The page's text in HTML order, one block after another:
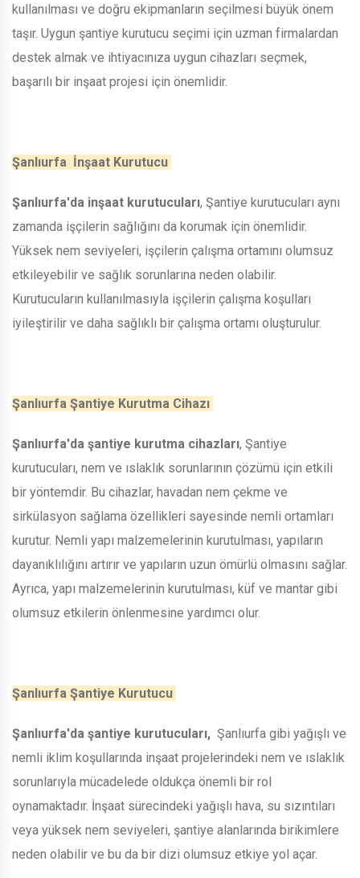
kullanılması ve doğru ekipmanların seçilmesi büyük önem
taşır. Uygun şantiye kurutucu seçimi için uzman firmalardan
destek almak ve ihtiyacınıza uygun cihazları seçmek,
başarılı bir inşaat projesi için önemlidir.
Şanlıurfa İnşaat Kurutucu
Şanlıurfa'da inşaat kurutucuları, Şantiye kurutucuları aynı
zamanda işçilerin sağlığını da korumak için önemlidir.
Yüksek nem seviyeleri, işçilerin çalışma ortamını olumsuz
etkileyebilir ve sağlık sorunlarına neden olabilir.
Kurutucuların kullanılmasıyla işçilerin çalışma koşulları
iyileştirilir ve daha sağlıklı bir çalışma ortamı oluşturulur.
Şanlıurfa Şantiye Kurutma Cihazı
Şanlıurfa'da şantiye kurutma cihazları, Şantiye
kurutucuları, nem ve ıslaklık sorunlarının çözümü için etkili
bir yöntemdir. Bu cihazlar, havadan nem çekme ve
sirkülasyon sağlama özellikleri sayesinde nemli ortamları
kurutur. Nemli yapı malzemelerinin kurutulması, yapıların
dayanıklılığını artırır ve yapıların uzun ömürlü olmasını sağlar.
Ayrıca, yapı malzemelerinin kurutulması, küf ve mantar gibi
olumsuz etkilerin önlenmesine yardımcı olur.
Şanlıurfa Şantiye Kurutucu
Şanlıurfa'da şantiye kurutucuları, Şanlıurfa gibi yağışlı ve
nemli iklim koşullarında inşaat projelerindeki nem ve ıslaklık
sorunlarıyla mücadelede oldukça önemli bir rol
oynamaktadır. İnşaat sürecindeki yağışlı hava, su sızıntıları
veya yüksek nem seviyeleri, şantiye alanlarında birikimlere
neden olabilir ve bu da bir dizi olumsuz etkiye yol açar.